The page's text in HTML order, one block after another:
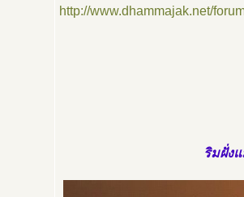
http://www.dhammajak.net/
ริมฝั่ง